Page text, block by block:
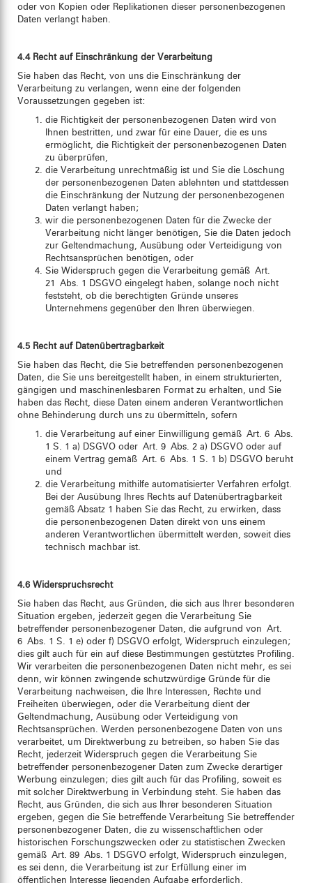
oder von Kopien oder Replikationen dieser personenbezogenen
Daten verlangt haben.
4.4 Recht auf Einschränkung der Verarbeitung
Sie haben das Recht, von uns die Einschränkung der
Verarbeitung zu verlangen, wenn eine der folgenden
Voraussetzungen gegeben ist:
die Richtigkeit der personenbezogenen Daten wird von
Ihnen bestritten, und zwar für eine Dauer, die es uns
ermöglicht, die Richtigkeit der personenbezogenen Daten
zu überprüfen,
die Verarbeitung unrechtmäßig ist und Sie die Löschung
der personenbezogenen Daten ablehnten und stattdessen
die Einschränkung der Nutzung der personenbezogenen
Daten verlangt haben;
wir die personenbezogenen Daten für die Zwecke der
Verarbeitung nicht länger benötigen, Sie die Daten jedoch
zur Geltendmachung, Ausübung oder Verteidigung von
Rechtsansprüchen benötigen, oder
Sie Widerspruch gegen die Verarbeitung gemäß Art.
21 Abs. 1 DSGVO eingelegt haben, solange noch nicht
feststeht, ob die berechtigten Gründe unseres
Unternehmens gegenüber den Ihren überwiegen.
4.5 Recht auf Datenübertragbarkeit
Sie haben das Recht, die Sie betreffenden personenbezogenen
Daten, die Sie uns bereitgestellt haben, in einem strukturierten,
gängigen und maschinenlesbaren Format zu erhalten, und Sie
haben das Recht, diese Daten einem anderen Verantwortlichen
ohne Behinderung durch uns zu übermitteln, sofern
die Verarbeitung auf einer Einwilligung gemäß Art. 6 Abs.
1 S. 1 a) DSGVO oder Art. 9 Abs. 2 a) DSGVO oder auf
einem Vertrag gemäß Art. 6 Abs. 1 S. 1 b) DSGVO beruht
und
die Verarbeitung mithilfe automatisierter Verfahren erfolgt.
Bei der Ausübung Ihres Rechts auf Datenübertragbarkeit
gemäß Absatz 1 haben Sie das Recht, zu erwirken, dass
die personenbezogenen Daten direkt von uns einem
anderen Verantwortlichen übermittelt werden, soweit dies
technisch machbar ist.
4.6 Widerspruchsrecht
Sie haben das Recht, aus Gründen, die sich aus Ihrer besonderen
Situation ergeben, jederzeit gegen die Verarbeitung Sie
betreffender personenbezogener Daten, die aufgrund von Art.
6 Abs. 1 S. 1 e) oder f) DSGVO erfolgt, Widerspruch einzulegen;
dies gilt auch für ein auf diese Bestimmungen gestütztes Profiling.
Wir verarbeiten die personenbezogenen Daten nicht mehr, es sei
denn, wir können zwingende schutzwürdige Gründe für die
Verarbeitung nachweisen, die Ihre Interessen, Rechte und
Freiheiten überwiegen, oder die Verarbeitung dient der
Geltendmachung, Ausübung oder Verteidigung von
Rechtsansprüchen. Werden personenbezogene Daten von uns
verarbeitet, um Direktwerbung zu betreiben, so haben Sie das
Recht, jederzeit Widerspruch gegen die Verarbeitung Sie
betreffender personenbezogener Daten zum Zwecke derartiger
Werbung einzulegen; dies gilt auch für das Profiling, soweit es
mit solcher Direktwerbung in Verbindung steht. Sie haben das
Recht, aus Gründen, die sich aus Ihrer besonderen Situation
ergeben, gegen die Sie betreffende Verarbeitung Sie betreffender
personenbezogener Daten, die zu wissenschaftlichen oder
historischen Forschungszwecken oder zu statistischen Zwecken
gemäß Art. 89 Abs. 1 DSGVO erfolgt, Widerspruch einzulegen,
es sei denn, die Verarbeitung ist zur Erfüllung einer im
öffentlichen Interesse liegenden Aufgabe erforderlich.